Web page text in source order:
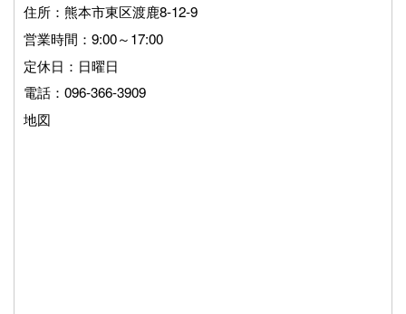
住所：熊本市東区渡鹿8-12-9
営業時間：9:00～17:00
定休日：日曜日
電話：096-366-3909
地図